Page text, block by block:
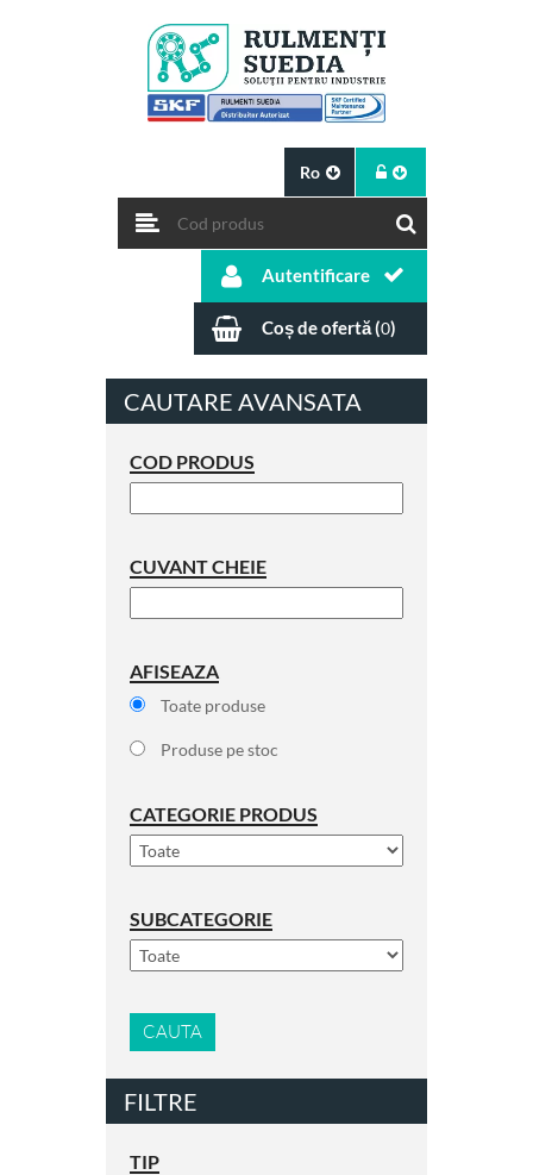
Ro
Autentificare
Coș de ofertă (0)
CAUTARE AVANSATA
COD PRODUS
CUVANT CHEIE
AFISEAZA
Toate produse
Produse pe stoc
CATEGORIE PRODUS
SUBCATEGORIE
CAUTA
FILTRE
TIP